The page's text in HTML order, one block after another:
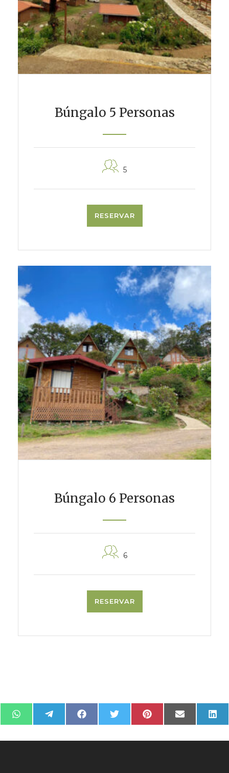
Búngalo 5 Personas
5
RESERVAR
Búngalo 6 Personas
6
RESERVAR
Compartir
WhatsAppCompartir
Telegram Compartir
Facebook CompartirCompartir
Pinterest
Compartir
Email